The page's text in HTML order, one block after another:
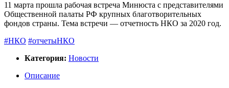
11 марта прошла рабочая встреча Минюста с представителями
Общественной палаты РФ крупных благотворительных
фондов страны. Тема встречи — отчетность НКО за 2020 год.
#НКО #отчетыНКО
Категория: Новости
Описание